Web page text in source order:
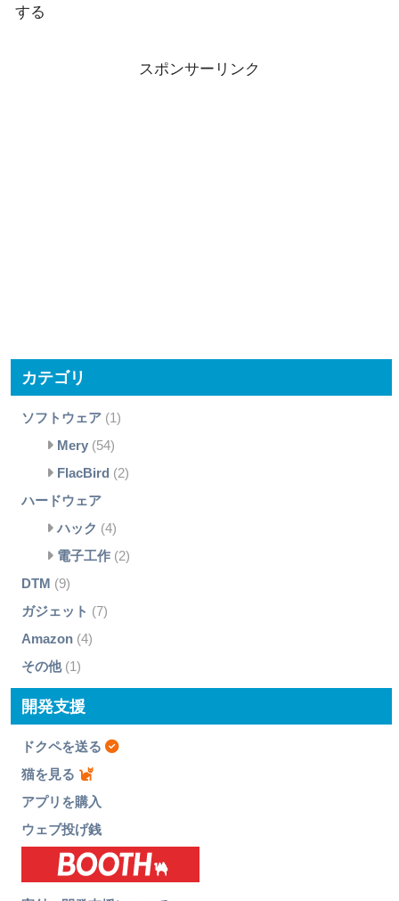
する
スポンサーリンク
カテゴリ
ソフトウェア(1)
Mery(54)
FlacBird (2)
ハードウェア
ハック (4)
電子工作(2)
DTM (9)
ガジェット (7)
Amazon(4)
その他(1)
開発支援
ドクペを送る
猫を見る
アプリを購入
ウェブ投げ銭